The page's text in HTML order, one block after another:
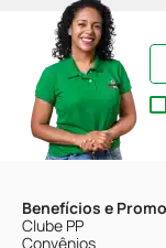
Benefícios e
Clube PP
Convênios